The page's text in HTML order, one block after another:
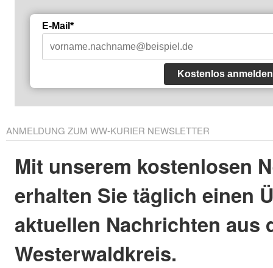
E-Mail*
Kostenlos anmelden
ANMELDUNG ZUM WW-KURIER NEWSLETTER
Mit unserem kostenlosen
erhalten Sie täglich einen
aktuellen Nachrichten aus
Westerwaldkreis.